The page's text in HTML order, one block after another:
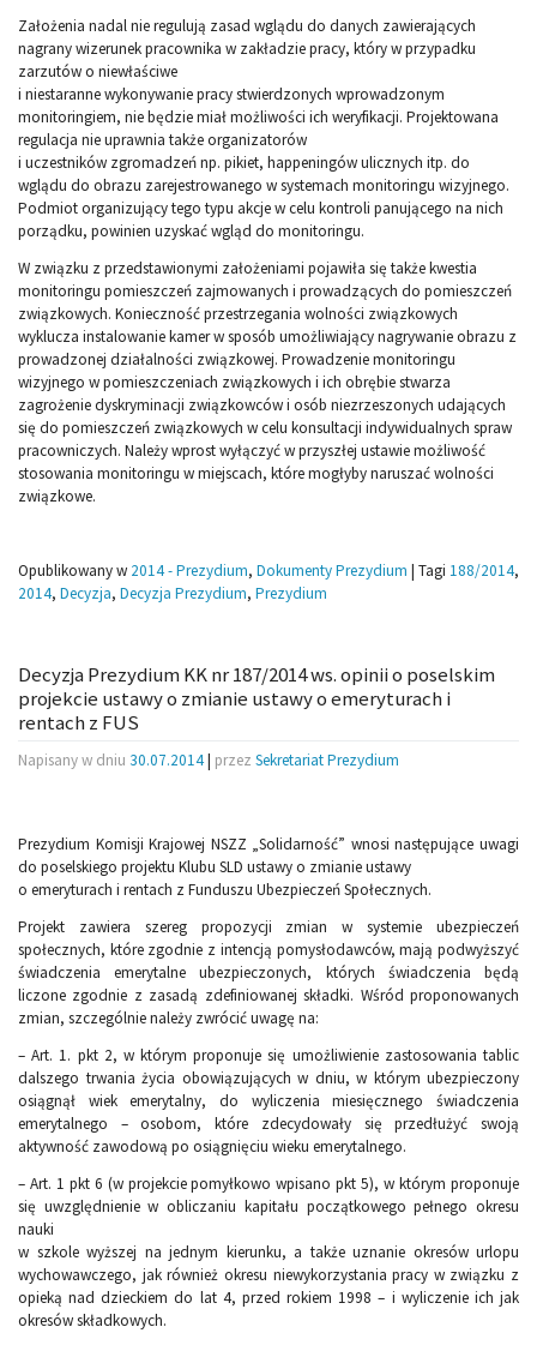
Założenia nadal nie regulują zasad wglądu do danych zawierających
nagrany wizerunek pracownika w zakładzie pracy, który w przypadku
zarzutów o niewłaściwe
i niestaranne wykonywanie pracy stwierdzonych wprowadzonym
monitoringiem, nie będzie miał możliwości ich weryfikacji. Projektowana
regulacja nie uprawnia także organizatorów
i uczestników zgromadzeń np. pikiet, happeningów ulicznych itp. do
wglądu do obrazu zarejestrowanego w systemach monitoringu wizyjnego.
Podmiot organizujący tego typu akcje w celu kontroli panującego na nich
porządku, powinien uzyskać wgląd do monitoringu.
W związku z przedstawionymi założeniami pojawiła się także kwestia
monitoringu pomieszczeń zajmowanych i prowadzących do pomieszczeń
związkowych. Konieczność przestrzegania wolności związkowych
wyklucza instalowanie kamer w sposób umożliwiający nagrywanie obrazu z
prowadzonej działalności związkowej. Prowadzenie monitoringu
wizyjnego w pomieszczeniach związkowych i ich obrębie stwarza
zagrożenie dyskryminacji związkowców i osób niezrzeszonych udających
się do pomieszczeń związkowych w celu konsultacji indywidualnych spraw
pracowniczych. Należy wprost wyłączyć w przyszłej ustawie możliwość
stosowania monitoringu w miejscach, które mogłyby naruszać wolności
związkowe.
Opublikowany w 2014 - Prezydium, Dokumenty Prezydium | Tagi 188/2014,
2014, Decyzja, Decyzja Prezydium, Prezydium
Decyzja Prezydium KK nr 187/2014 ws. opinii o poselskim
projekcie ustawy o zmianie ustawy o emeryturach i
rentach z FUS
Napisany w dniu 30.07.2014| przez Sekretariat Prezydium
Prezydium Komisji Krajowej NSZZ „Solidarność” wnosi następujące uwagi
do poselskiego projektu Klubu SLD ustawy o zmianie ustawy
o emeryturach i rentach z Funduszu Ubezpieczeń Społecznych.
Projekt zawiera szereg propozycji zmian w systemie ubezpieczeń
społecznych, które zgodnie z intencją pomysłodawców, mają podwyższyć
świadczenia emerytalne ubezpieczonych, których świadczenia będą
liczone zgodnie z zasadą zdefiniowanej składki. Wśród proponowanych
zmian, szczególnie należy zwrócić uwagę na:
– Art. 1. pkt 2, w którym proponuje się umożliwienie zastosowania tablic
dalszego trwania życia obowiązujących w dniu, w którym ubezpieczony
osiągnął wiek emerytalny, do wyliczenia miesięcznego świadczenia
emerytalnego – osobom, które zdecydowały się przedłużyć swoją
aktywność zawodową po osiągnięciu wieku emerytalnego.
– Art. 1 pkt 6 (w projekcie pomyłkowo wpisano pkt 5), w którym proponuje
się uwzględnienie w obliczaniu kapitału początkowego pełnego okresu
nauki
w szkole wyższej na jednym kierunku, a także uznanie okresów urlopu
wychowawczego, jak również okresu niewykorzystania pracy w związku z
opieką nad dzieckiem do lat 4, przed rokiem 1998 – i wyliczenie ich jak
okresów składkowych.